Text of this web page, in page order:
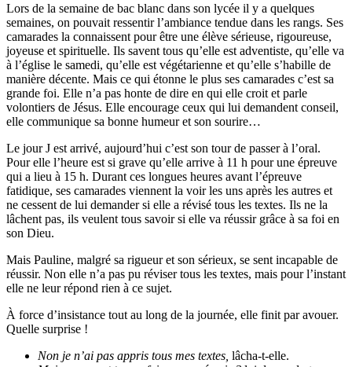
Lors de la semaine de bac blanc dans son lycée il y a quelques
semaines, on pouvait ressentir l’ambiance tendue dans les rangs. Ses
camarades la connaissent pour être une élève sérieuse, rigoureuse,
joyeuse et spirituelle. Ils savent tous qu’elle est adventiste, qu’elle va
à l’église le samedi, qu’elle est végétarienne et qu’elle s’habille de
manière décente. Mais ce qui étonne le plus ses camarades c’est sa
grande foi. Elle n’a pas honte de dire en qui elle croit et parle
volontiers de Jésus. Elle encourage ceux qui lui demandent conseil,
elle communique sa bonne humeur et son sourire…
Le jour J est arrivé, aujourd’hui c’est son tour de passer à l’oral.
Pour elle l’heure est si grave qu’elle arrive à 11 h pour une épreuve
qui a lieu à 15 h. Durant ces longues heures avant l’épreuve
fatidique, ses camarades viennent la voir les uns après les autres et
ne cessent de lui demander si elle a révisé tous les textes. Ils ne la
lâchent pas, ils veulent tous savoir si elle va réussir grâce à sa foi en
son Dieu.
Mais Pauline, malgré sa rigueur et son sérieux, se sent incapable de
réussir. Non elle n’a pas pu réviser tous les textes, mais pour l’instant
elle ne leur répond rien à ce sujet.
À force d’insistance tout au long de la journée, elle finit par avouer.
Quelle surprise !
Non je n’ai pas appris tous mes textes, lâcha-t-elle.